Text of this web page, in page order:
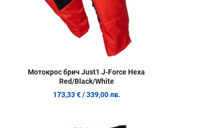
Мотокрос брич Just1 J-Force Hexa
Red/Black/White
173,33 € / 339,00 лв.